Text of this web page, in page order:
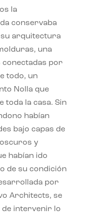
la
conservaba
su arquitectura
una
conectadas por
todo, un
Nolla que
la casa. Sin
habían
bajo capas de
y
habían ido
de su condición
por
Architects, se
de intervenir lo